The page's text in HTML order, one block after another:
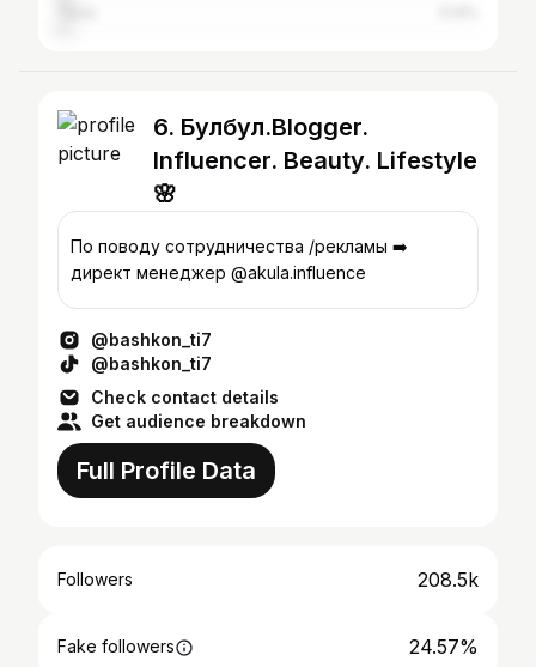
6. Булбул.Blogger.
Influencer. Beauty. Lifestyle
🌸
По поводу сотрудничества /рекламы ➡️
директ менеджер @akula.influence
@bashkon_ti7
@bashkon_ti7
Check contact details
Get audience breakdown
Full Profile Data
Followers 208.5k
Fake followers 24.57%